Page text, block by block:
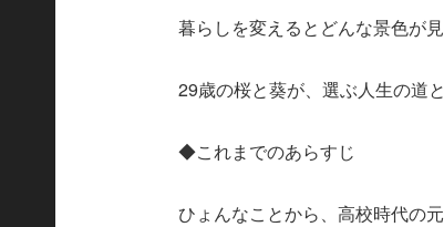
暮らしを変えるとどんな景色が
29歳の桜と葵が、選ぶ人生の道
◆これまでのあらすじ
ひょんなことから、高校時代の